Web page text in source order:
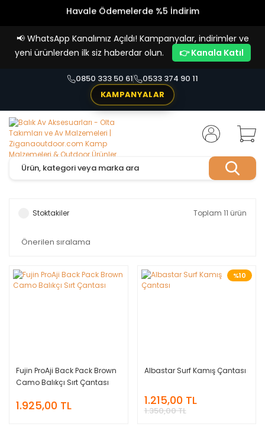
Vade Farksız 4 Taksit İmkanı!
📢 WhatsApp Kanalımız Açıldı! Kampanyalar, indirimler ve
yeni ürünlerden ilk siz haberdar olun.
👉 Kanala Katıl
0850 333 50 61
0533 374 90 11
KAMPANYALAR
Stoktakiler Toplam 11 ürün
Fujin ProAji Back Pack Brown
Camo Balıkçı Sırt Çantası
1.925,00 TL
%10
Albastar Surf Kamış Çantası
1.215,00 TL
1.350,00 TL